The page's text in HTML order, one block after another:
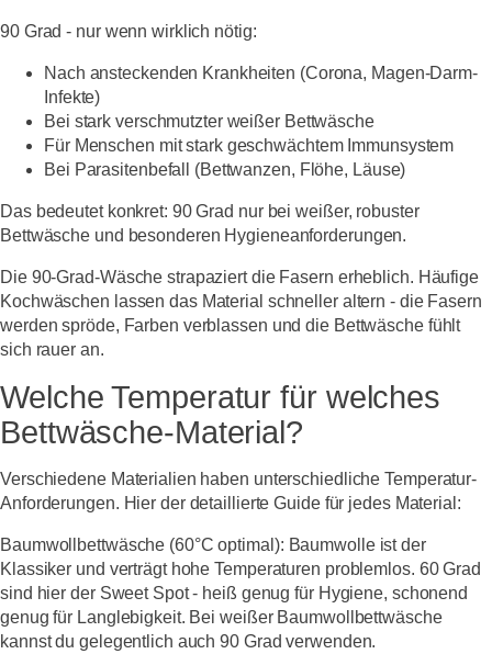
90 Grad - nur wenn wirklich nötig:
Nach ansteckenden Krankheiten (Corona, Magen-Darm-
Infekte)
Bei stark verschmutzter weißer Bettwäsche
Für Menschen mit stark geschwächtem Immunsystem
Bei Parasitenbefall (Bettwanzen, Flöhe, Läuse)
Das bedeutet konkret: 90 Grad nur bei weißer, robuster
Bettwäsche und besonderen Hygieneanforderungen.
Die 90-Grad-Wäsche strapaziert die Fasern erheblich. Häufige
Kochwäschen lassen das Material schneller altern - die Fasern
werden spröde, Farben verblassen und die Bettwäsche fühlt
sich rauer an.
Welche Temperatur für welches
Bettwäsche-Material?
Verschiedene Materialien haben unterschiedliche Temperatur-
Anforderungen. Hier der detaillierte Guide für jedes Material:
Baumwollbettwäsche (60°C optimal): Baumwolle ist der
Klassiker und verträgt hohe Temperaturen problemlos. 60 Grad
sind hier der Sweet Spot - heiß genug für Hygiene, schonend
genug für Langlebigkeit. Bei weißer Baumwollbettwäsche
kannst du gelegentlich auch 90 Grad verwenden.